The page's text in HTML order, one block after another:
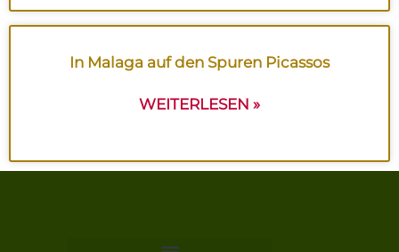
In Malaga auf den Spuren Picassos
WEITERLESEN »